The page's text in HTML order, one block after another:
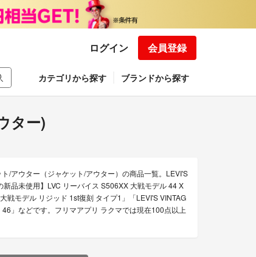
ログイン 会員登録
カテゴリから探す ブランドから探す
ター)
/アウター（ジャケット/アウター）の商品一覧。LEVI'S
品未使用】LVC リーバイス S506XX 大戦モデル 44 X
戦モデル リジッド 1st復刻 タイプ1」「LEVI'S VINTAG
などです。フリマアプリ ラクマでは現在100点以上